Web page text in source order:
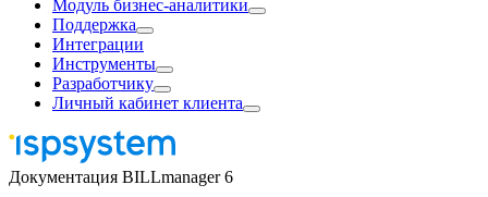
Модуль бизнес-аналитики
Поддержка
Интеграции
Инструменты
Разработчику
Личный кабинет клиента
Документация BILLmanager 6